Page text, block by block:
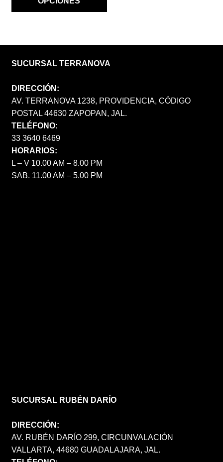
SUCURSAL TERRANOVA
DIRECCIÓN:
AV. TERRANOVA 1238, PROVIDENCIA, CÓDIGO
POSTAL 44630 ZAPOPAN, JAL.
TELÉFONO:
33 3640 6469
HORARIOS:
L – V 10.00 AM – 8.00 PM
SAB. 11.00 AM – 5.00 PM
SUCURSAL RUBÉN DARÍO
DIRECCIÓN:
AV. RUBÉN DARÍO 299, CIRCUNVALACIÓN
VALLARTA, 44680 GUADALAJARA, JAL.